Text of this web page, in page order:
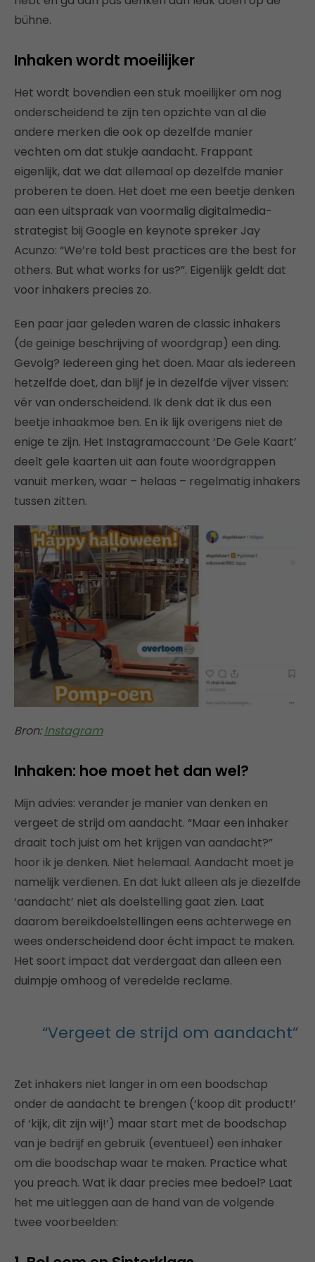
bühne.
Inhaken wordt moeilijker
Het wordt bovendien een stuk moeilijker om nog
onderscheidend te zijn ten opzichte van al die
andere merken die ook op dezelfde manier
vechten om dat stukje aandacht. Frappant
eigenlijk, dat we dat allemaal op dezelfde manier
proberen te doen. Het doet me een beetje denken
aan een uitspraak van voormalig digitalmedia-
strategist bij Google en keynote spreker Jay
Acunzo: “We’re told best practices are the best for
others. But what works for us?”. Eigenlijk geldt dat
voor inhakers precies zo.
Een paar jaar geleden waren de classic inhakers
(de geinige beschrijving of woordgrap) een ding.
Gevolg? Iedereen ging het doen. Maar als iedereen
hetzelfde doet, dan blijf je in dezelfde vijver vissen:
vér van onderscheidend. Ik denk dat ik dus een
beetje inhaakmoe ben. En ik lijk overigens niet de
enige te zijn. Het Instagramaccount ‘De Gele Kaart’
deelt gele kaarten uit aan foute woordgrappen
vanuit merken, waar – helaas – regelmatig inhakers
tussen zitten.
Bron:Instagram
Inhaken: hoe moet het dan wel?
Mijn advies: verander je manier van denken en
vergeet de strijd om aandacht. “Maar een inhaker
draait toch juist om het krijgen van aandacht?”
hoor ik je denken. Niet helemaal. Aandacht moet je
namelijk verdienen. En dat lukt alleen als je diezelfde
‘aandacht’ niet als doelstelling gaat zien. Laat
daarom bereikdoelstellingen eens achterwege en
wees onderscheidend door écht impact te maken.
Het soort impact dat verdergaat dan alleen een
duimpje omhoog of veredelde reclame.
“Vergeet de strijd om aandacht”
Zet inhakers niet langer in om een boodschap
onder de aandacht te brengen (‘koop dit product!’
of ‘kijk, dit zijn wij!’) maar start met de boodschap
van je bedrijf en gebruik (eventueel) een inhaker
om die boodschap waar te maken. Practice what
you preach. Wat ik daar precies mee bedoel? Laat
het me uitleggen aan de hand van de volgende
twee voorbeelden: